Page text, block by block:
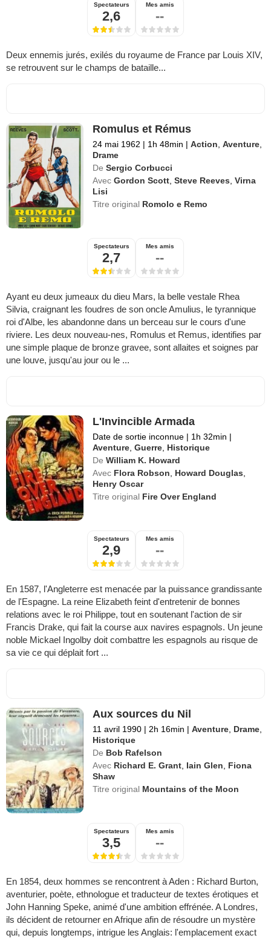
Spectateurs
2,6
Mes amis
--
Deux ennemis jurés, exilés du royaume de France par Louis XIV,
se retrouvent sur le champs de bataille...
Romulus et Rémus
24 mai 1962 | 1h 48min | Action ,Aventure
Drame
De Sergio Corbucci
Avec Gordon Scott ,Steve Reeves ,Virna
Lisi
Titre original Romolo e Remo
Spectateurs
2,7
Mes amis
--
Ayant eu deux jumeaux du dieu Mars, la belle vestale Rhea
Silvia, craignant les foudres de son oncle Amulius, le tyrannique
roi d'Albe, les abandonne dans un berceau sur le cours d'une
riviere. Les deux nouveau-nes, Romulus et Remus, identifies par
une simple plaque de bronze gravee, sont allaites et soignes par
une louve, jusqu'au jour ou le ...
L'Invincible Armada
Date de sortie inconnue | 1h 32min |
Aventure ,Guerre Historique
De William K. Howard
Avec Flora Robson Howard Douglas
Henry Oscar
Titre original Fire Over England
Spectateurs
2,9
Mes amis
--
En 1587, l'Angleterre est menacée par la puissance grandissante
de l'Espagne. La reine Elizabeth feint d'entretenir de bonnes
relations avec le roi Philippe, tout en soutenant l'action de sir
Francis Drake, qui fait la course aux navires espagnols. Un jeune
noble Mickael Ingolby doit combattre les espagnols au risque de
sa vie ce qui déplait fort ...
Aux sources du Nil
11 avril 1990 | 2h 16min | Aventure Drame
Historique
De Bob Rafelson
Avec Richard E. Grant Iain Glen
Fiona
Shaw
Titre original Mountains of the Moon
Spectateurs
3,5
Mes amis
--
En 1854, deux hommes se rencontrent à Aden : Richard Burton,
aventurier, poète, ethnologue et traducteur de textes érotiques et
John Hanning Speke, animé d'une ambition effrénée. A Londres,
ils décident de retourner en Afrique afin de résoudre un mystère
qui, depuis longtemps, intrigue les Anglais: l'emplacement exact